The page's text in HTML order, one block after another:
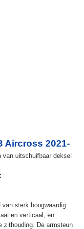
Aircross 2021-
uitschuifbaar deksel
van sterk hoogwaardig
en verticaal, en
zithouding. De armsteun